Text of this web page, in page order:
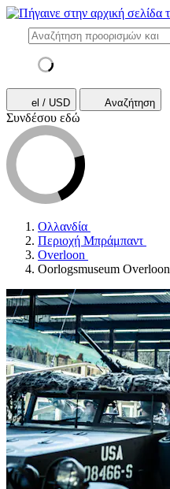
el / USD Αναζήτηση
Συνδέσου εδώ
Ολλανδία
Περιοχή Μπράμπαντ
Overloon
Oorlogsmuseum Overloon